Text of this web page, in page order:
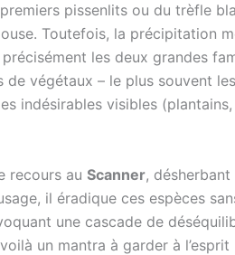
pissenlits ou du trèfle
Toutefois, la précipitation
les deux grandes
végétaux – le plus souvent
indésirables visibles
recours au Scanner,
il éradique ces espèces
une cascade de
un mantra à garder à